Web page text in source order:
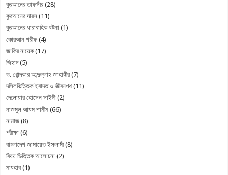
কুরআনের তাফসীর (28)
কুরআনের দারস (11)
কুরআনের ধারাবাহিক ঘটনা (1)
কোরআন শরীফ (4)
জাকির নায়েক(17)
জিহাদ(5)
ড. খোন্দকার আব্দুল্লাহ জাহাঙ্গীর (7)
দলিলভিত্তিক ইবাদত ও জীবনপথ(11)
দেলোয়ার হোসেন সাইদী(2)
নাজমুল আযম শামীম (66)
নামাজ (8)
পরীক্ষা (6)
বাংলাদেশ জামায়েত ইসলামী(8)
বিষয় ভিত্তিক আলোচনা (2)
মাযহাব (1)